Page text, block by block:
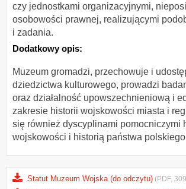
czy jednostkami organizacyjnymi,
osobowości prawnej, realizującymi
i zadania.
Dodatkowy opis:
Muzeum gromadzi, przechowuje i
dziedzictwa kulturowego, prowadzi
oraz działalność upowszechnieniową i
zakresie historii wojskowości miasta i
się również dyscyplinami pomocniczymi
wojskowości i historią państwa
Statut Muzeum Wojska (do odczytu) (PDF,